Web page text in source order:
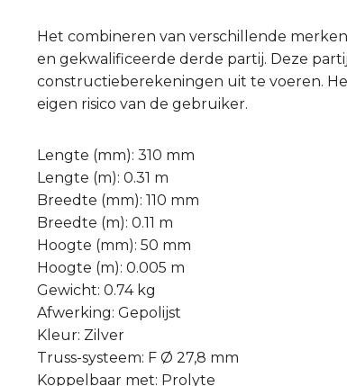
Het combineren van verschillende
en gekwalificeerde derde partij. Deze
constructieberekeningen uit te voeren.
eigen risico van de gebruiker.
Lengte (mm): 310 mm
Lengte (m): 0.31 m
Breedte (mm): 110 mm
Breedte (m): 0.11 m
Hoogte (mm): 50 mm
Hoogte (m): 0.005 m
Gewicht: 0.74 kg
Afwerking: Gepolijst
Kleur: Zilver
Truss-systeem: F Ø 27,8 mm
Koppelbaar met: Prolyte